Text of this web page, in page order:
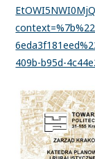
409b-b95d-